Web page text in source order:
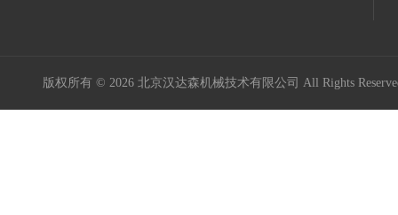
版权所有 © 2026 北京汉达森机械技术有限公司 All Rights